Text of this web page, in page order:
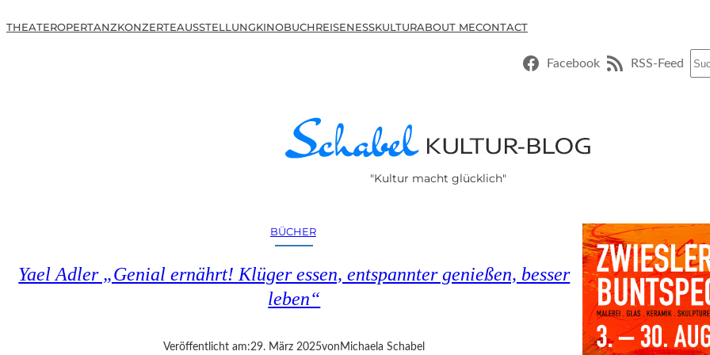
THEATEROPERTANZKONZERTEAUSSTELLUNGKINOBUCHREISENESSKULTURABOUT MECONTACT
Facebook RSS-Feed
"Kultur macht glücklich"
BÜCHER
Yael Adler „Genial ernährt! Klüger essen, entspannter genießen, besser
leben“
Veröffentlicht am:29. März 2025von Michaela Schabel